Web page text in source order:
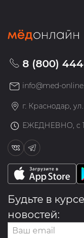
8 (800)
info@med-
г. Краснодар,
ЕЖЕДНЕВНО, с
Будьте в
новостей: